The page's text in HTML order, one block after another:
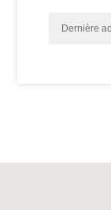
Dernière